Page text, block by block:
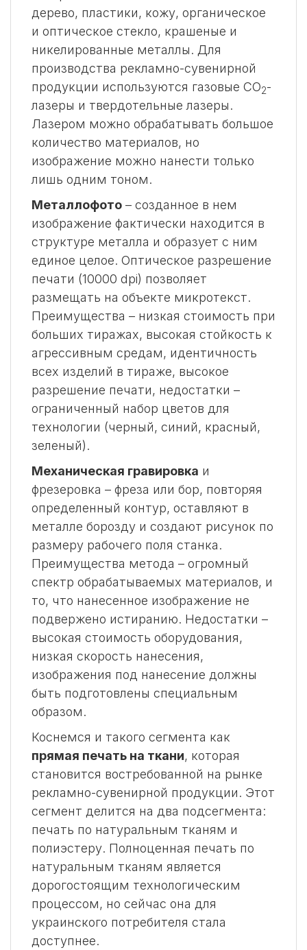
дерево, пластики, кожу, органическое
и оптическое стекло, крашеные и
никелированные металлы. Для
производства рекламно-сувенирной
продукции используются газовые CO2-
лазеры и твердотельные лазеры.
Лазером можно обрабатывать большое
количество материалов, но
изображение можно нанести только
лишь одним тоном.
Металлофото – созданное в нем
изображение фактически находится в
структуре металла и образует с ним
единое целое. Оптическое разрешение
печати (10000 dpi) позволяет
размещать на объекте микротекст.
Преимущества – низкая стоимость при
больших тиражах, высокая стойкость к
агрессивным средам, идентичность
всех изделий в тираже, высокое
разрешение печати, недостатки –
ограниченный набор цветов для
технологии (черный, синий, красный,
зеленый).
Механическая гравировка и
фрезеровка – фреза или бор, повторяя
определенный контур, оставляют в
металле борозду и создают рисунок по
размеру рабочего поля станка.
Преимущества метода – огромный
спектр обрабатываемых материалов, и
то, что нанесенное изображение не
подвержено истиранию. Недостатки –
высокая стоимость оборудования,
низкая скорость нанесения,
изображения под нанесение должны
быть подготовлены специальным
образом.
Коснемся и такого сегмента как
прямая печать на ткани, которая
становится востребованной на рынке
рекламно-сувенирной продукции. Этот
сегмент делится на два подсегмента:
печать по натуральным тканям и
полиэстеру. Полноценная печать по
натуральным тканям является
дорогостоящим технологическим
процессом, но сейчас она для
украинского потребителя стала
доступнее.